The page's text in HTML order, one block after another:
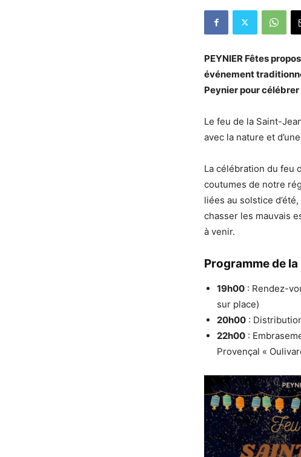
PEYNIER Fêtes
événement
Peynier pour
Le feu de la Saint-
avec la nature et
La célébration du feu
coutumes de notre
liées au solstice
chasser les mauvais
à venir.
Programme de
19h00 : Rendez-
sur place)
20h00 :
22h00 :
Provençal «